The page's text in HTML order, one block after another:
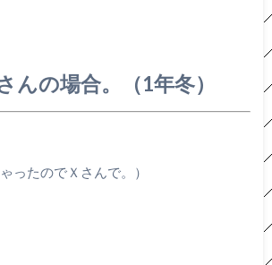
んの場合。（1年冬）
ったのでＸさんで。）